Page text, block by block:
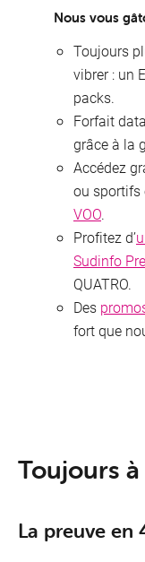
Nous vous
Toujours
vibrer : un
packs.
Forfait
grâce à la
Accédez
ou sportifs
VOO.
Profitez d’
Sudinfo
QUATRO.
Des
fort que
Toujours
La preuve en